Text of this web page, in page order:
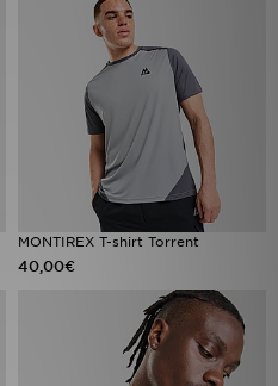
MONTIREX T-shirt Torrent
40,00€